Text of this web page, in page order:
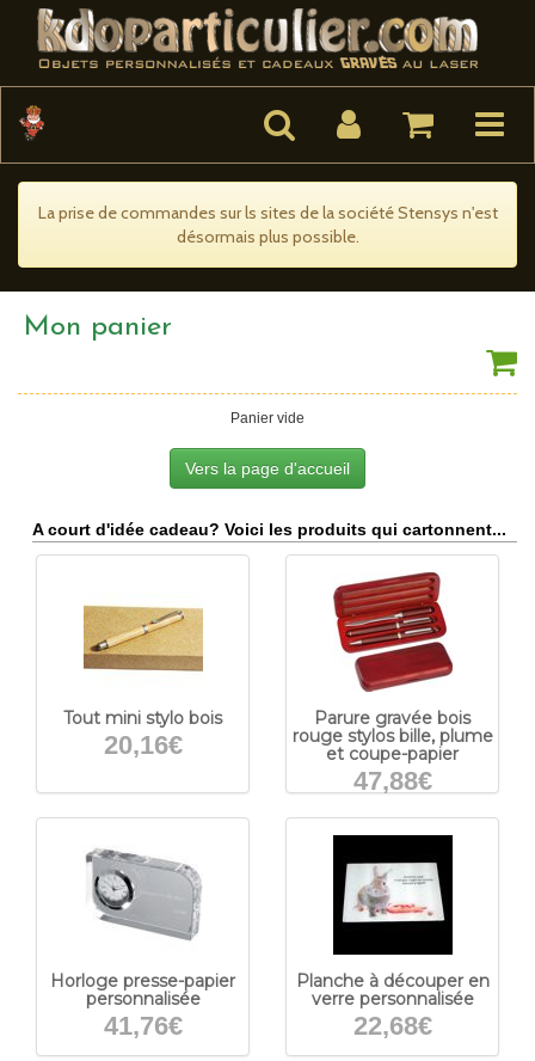
Toggle
La prise de commandes sur ls sites de la société Stensys n'est
désormais plus possible.
Mon panier
Panier vide
Vers la page d'accueil
A court d'idée cadeau? Voici les produits qui cartonnent...
Tout mini stylo bois
20,16€
Parure gravée bois
rouge stylos bille, plume
et coupe-papier
47,88€
Horloge presse-papier
personnalisée
41,76€
Planche à découper en
verre personnalisée
22,68€